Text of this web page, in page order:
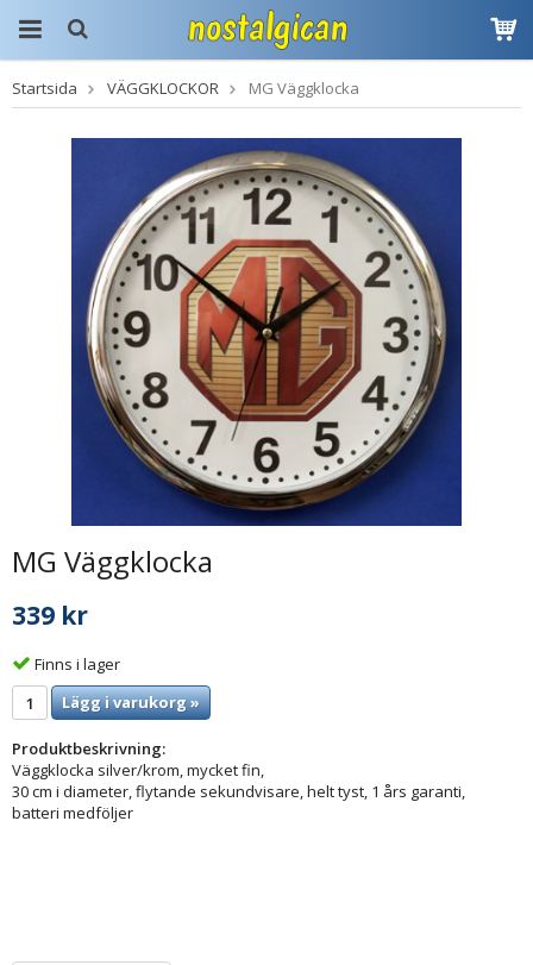
Produkten har blivit
tillagd i varukorgen
Startsida VÄGGKLOCKOR MG Väggklocka
MG Väggklocka
339 kr
Finns i lager
Lägg i varukorg »
Produktbeskrivning:
Väggklocka silver/krom, mycket fin,
30 cm i diameter, flytande sekundvisare, helt tyst, 1 års garanti,
batteri medföljer